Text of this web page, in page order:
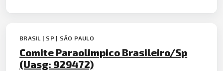
BRASIL | SP | SÃO PAULO
Comite Paraolimpico Brasileiro/Sp
(Uasg: 929472)